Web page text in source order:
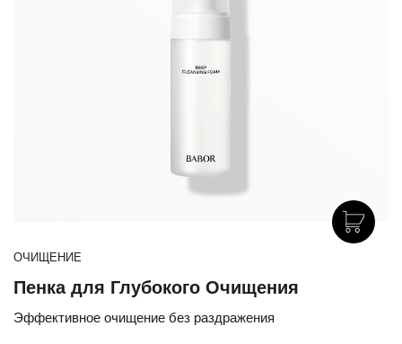
ОЧИЩЕНИЕ
Пенка для Глубокого Очищения
Эффективное очищение без раздражения